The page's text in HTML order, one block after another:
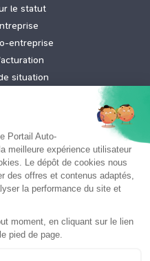
le statut
situation
gratuite
légales
d'utilisation